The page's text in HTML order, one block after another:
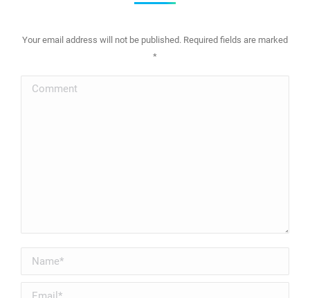
Your email address will not be published. Required fields are marked
*
Comment
Name *
Email *